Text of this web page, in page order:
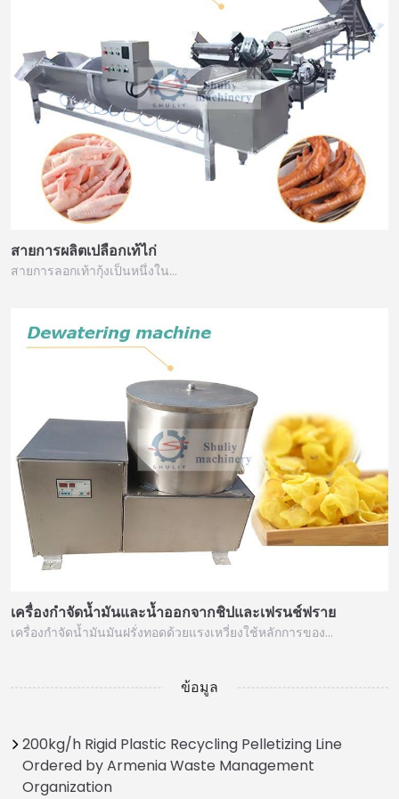
สายการผลิตเปลือกเท้ไก่
สายการลอกเท้ากุ้งเป็นหนึ่งใน…
เครื่องกำจัดน้ำมันและน้ำออกจากชิปและเฟรนช์ฟราย
เครื่องกำจัดน้ำมันมันฝรั่งทอดด้วยแรงเหวี่ยงใช้หลักการของ…
ข้อมูล
200kg/h Rigid Plastic Recycling Pelletizing Line
Ordered by Armenia Waste Management
Organization